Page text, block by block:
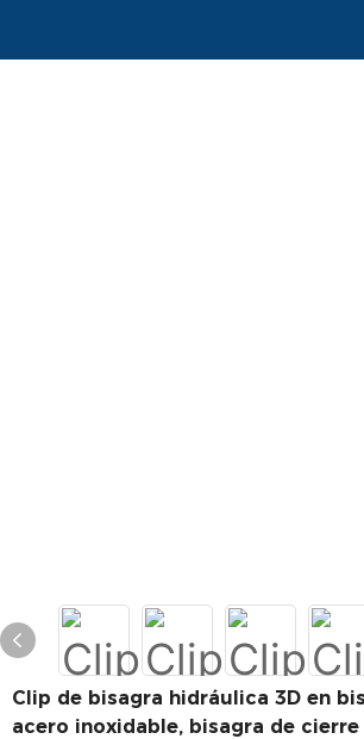
Clip de bisagra hidráulica 3D en
acero inoxidable, bisagra de cierre